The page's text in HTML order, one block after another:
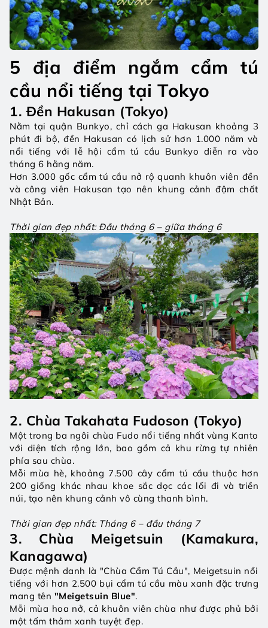
5 địa điểm ngắm cẩm tú
cầu nổi tiếng tại Tokyo
1. Đền Hakusan (Tokyo)
Nằm tại quận Bunkyo, chỉ cách ga Hakusan khoảng 3
phút đi bộ, đền Hakusan có lịch sử hơn 1.000 năm và
nổi tiếng với lễ hội cẩm tú cầu Bunkyo diễn ra vào
tháng 6 hằng năm.
Hơn 3.000 gốc cẩm tú cầu nở rộ quanh khuôn viên đền
và công viên Hakusan tạo nên khung cảnh đậm chất
Nhật Bản.
Thời gian đẹp nhất: Đầu tháng 6 – giữa tháng 6
2. Chùa Takahata Fudoson (Tokyo)
Một trong ba ngôi chùa Fudo nổi tiếng nhất vùng Kanto
với diện tích rộng lớn, bao gồm cả khu rừng tự nhiên
phía sau chùa.
Mỗi mùa hè, khoảng 7.500 cây cẩm tú cầu thuộc hơn
200 giống khác nhau khoe sắc dọc các lối đi và triền
núi, tạo nên khung cảnh vô cùng thanh bình.
Thời gian đẹp nhất: Tháng 6 – đầu tháng 7
3. Chùa Meigetsuin (Kamakura,
Kanagawa)
Được mệnh danh là "Chùa Cẩm Tú Cầu", Meigetsuin nổi
tiếng với hơn 2.500 bụi cẩm tú cầu màu xanh đặc trưng
mang tên "Meigetsuin Blue".
Mỗi mùa hoa nở, cả khuôn viên chùa như được phủ bởi
một tấm thảm xanh tuyệt đẹp.